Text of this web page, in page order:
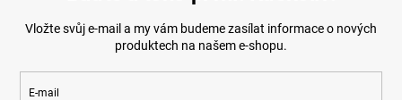
Vložte svůj e-mail a my vám budeme zasílat informace o nových
produktech na našem e-shopu.
E-mail